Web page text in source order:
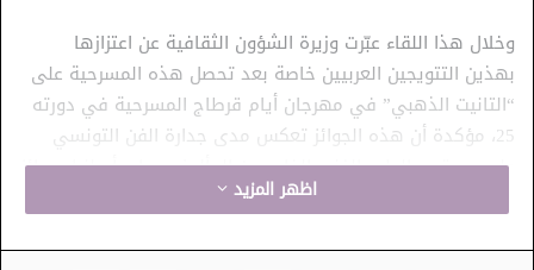
وخلال هذا اللقاء عبّرت وزيرة الشؤون الثقافية عن اعتزازها
بهذين التتويجين العربيين خاصة بعد تحصل هذه المسرحية على
“التانيت الذهبي” في مهرجان أيام قرطاج المسرحية في دورته
25، مؤكدة أن هذه الجوائز تعكس مدى جدارة الفن التونسي
على مستوى الطرح الفني الخارج عن المألوف مما بوأه لنيل جوائز
عربية ودولية ومضيفة أن مثل هذه التتويجات تؤكد اعتراف الآخر
اظهر المزيد